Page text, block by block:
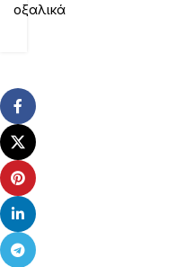
οξαλικά